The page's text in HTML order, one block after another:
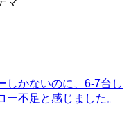
しかないのに、6-7台し
不足と感じました。